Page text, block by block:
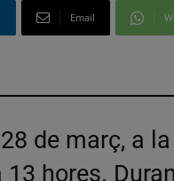
Email
de març, a
hores.